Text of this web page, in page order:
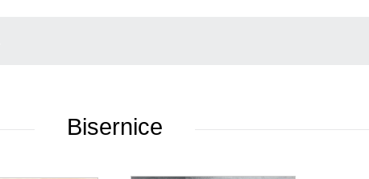
Bisernice